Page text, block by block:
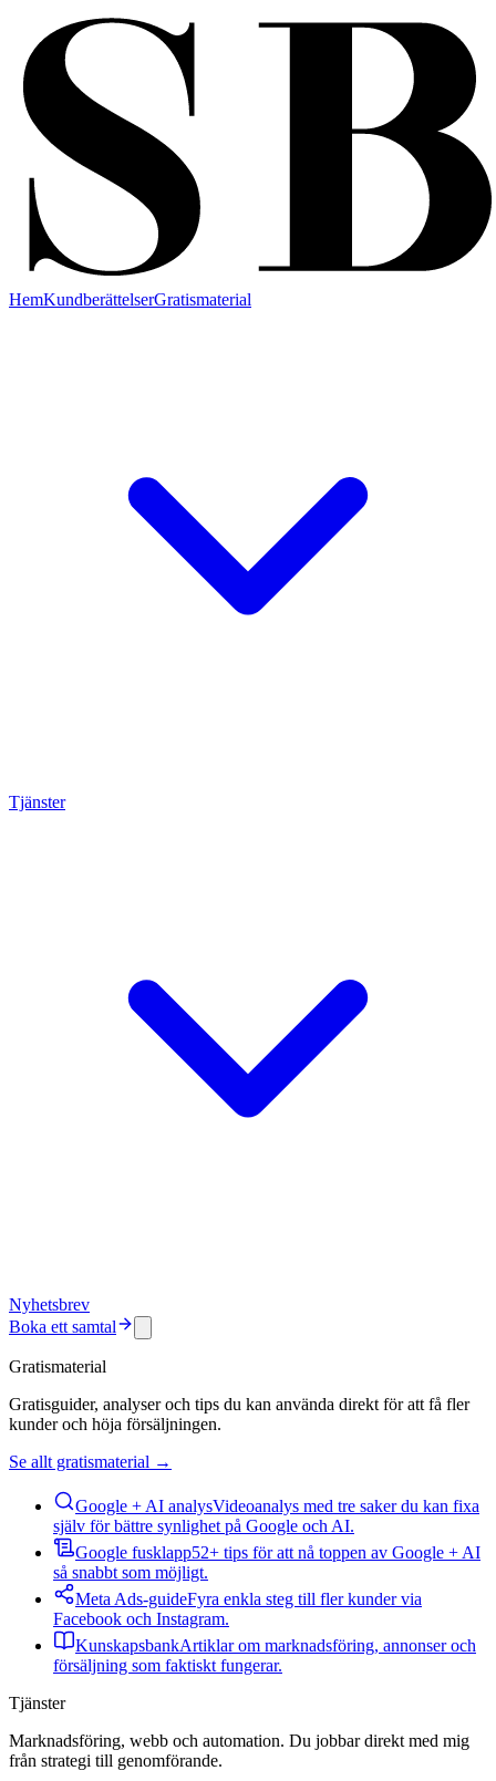
HemKundberättelserGratismaterial
Tjänster
Nyhetsbrev
Boka ett samtal
Gratismaterial
Gratisguider, analyser och tips du kan använda direkt för att få fler
kunder och höja försäljningen.
Se allt gratismaterial →
Google + AI analysVideoanalys med tre saker du kan fixa
själv för bättre synlighet på Google och AI.
Google fusklapp52+ tips för att nå toppen av Google + AI
så snabbt som möjligt.
Meta Ads-guideFyra enkla steg till fler kunder via
Facebook och Instagram.
KunskapsbankArtiklar om marknadsföring, annonser och
försäljning som faktiskt fungerar.
Tjänster
Marknadsföring, webb och automation. Du jobbar direkt med mig
från strategi till genomförande.